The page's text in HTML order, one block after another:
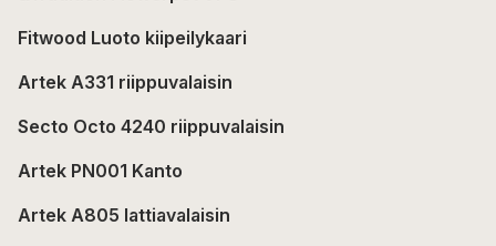
Fitwood Luoto kiipeilykaari
Artek A331 riippuvalaisin
Secto Octo 4240 riippuvalaisin
Artek PN001 Kanto
Artek A805 lattiavalaisin